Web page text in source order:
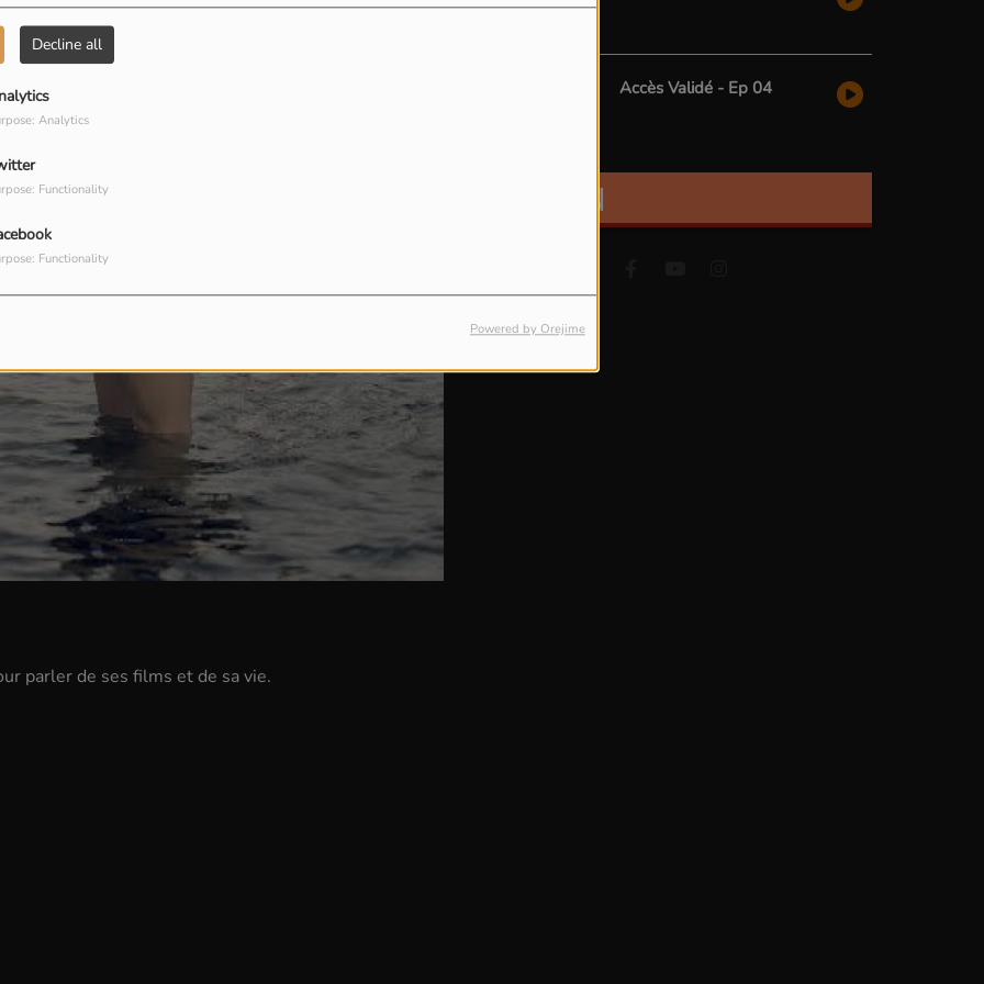
Decline all
Analytics
Functionality
Functionality
Powered by Orejime
parler de ses films et de sa vie.
Accès Validé - Ep 04
FIND US ON